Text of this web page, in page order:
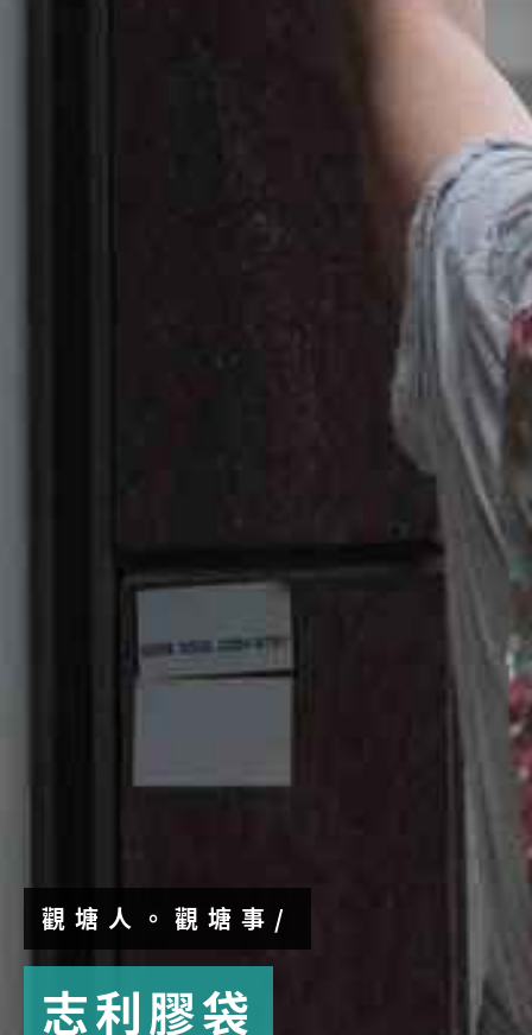
觀塘人。觀塘事/
志利膠袋